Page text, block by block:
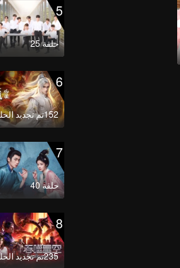
5
حلقة 25
6
152تم تجديد الحلقة
7
حلقة 40
8
235تم تجديد الحلقة